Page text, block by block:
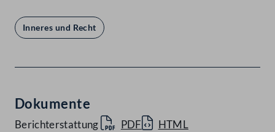
Inneres und Recht
Dokumente
Berichterstattung PDF HTML